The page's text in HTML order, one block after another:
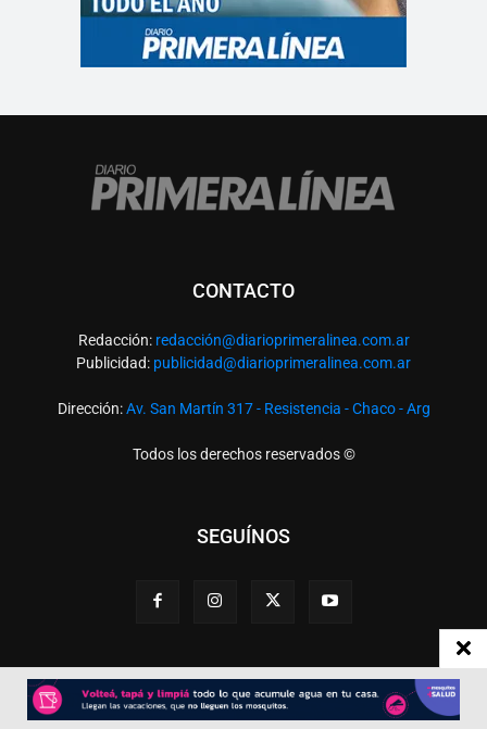
CONTACTO
Redacción: redacción@diarioprimeralinea.com.ar
Publicidad: publicidad@diarioprimeralinea.com.ar
Dirección:Av. San Martín 317 - Resistencia - Chaco - Arg
Todos los derechos reservados ©
SEGUÍNOS
Desarrollado porTP. Web Studio